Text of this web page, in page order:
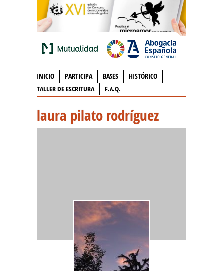
INICIO PARTICIPA BASES
HISTÓRICO
TALLER DE ESCRITURA
F.A.Q.
laura pilato rodríguez